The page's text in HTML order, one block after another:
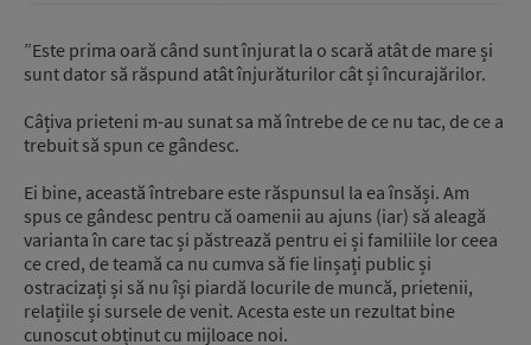
”Este prima oară când sunt înjurat la o scară atât de mare și
sunt dator să răspund atât înjurăturilor cât și încurajărilor.
Câțiva prieteni m-au sunat sa mă întrebe de ce nu tac, de ce a
trebuit să spun ce gândesc.
Ei bine, această întrebare este răspunsul la ea însăși. Am
spus ce gândesc pentru că oamenii au ajuns (iar) să aleagă
varianta în care tac și păstrează pentru ei și familiile lor ceea
ce cred, de teamă ca nu cumva să fie linșați public și
ostracizați și să nu își piardă locurile de muncă, prietenii,
relațiile și sursele de venit. Acesta este un rezultat bine
cunoscut obținut cu mijloace noi.